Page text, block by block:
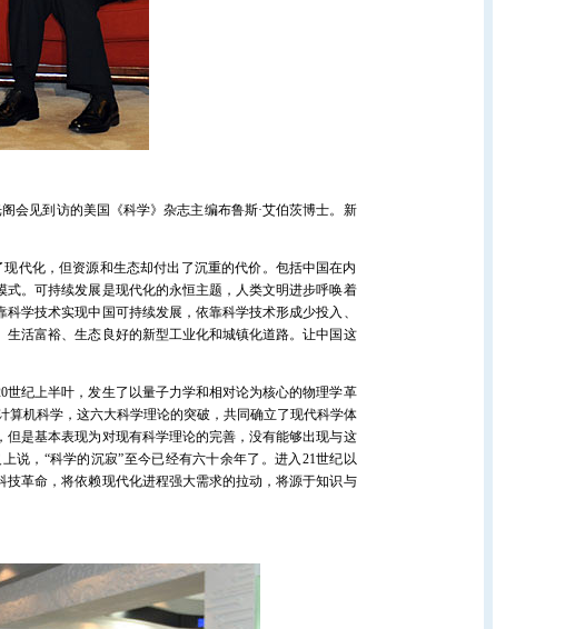
见到访的美国《科学》杂志主编布鲁斯·艾伯茨博士。新
化，但资源和生态却付出了沉重的代价。包括中国在内
。可持续发展是现代化的永恒主题，人类文明进步呼唤着
学技术实现中国可持续发展，依靠科学技术形成少投入、
活富裕、生态良好的新型工业化和城镇化道路。让中国这
纪上半叶，发生了以量子力学和相对论为核心的物理学革
机科学，这六大科学理论的突破，共同确立了现代科学体
是基本表现为对现有科学理论的完善，没有能够出现与这
说，“科学的沉寂”至今已经有六十余年了。进入21世纪以
革命，将依赖现代化进程强大需求的拉动，将源于知识与